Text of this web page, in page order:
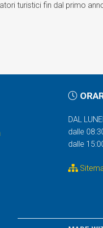
turistici fin dal primo
DAL
dalle
dalle